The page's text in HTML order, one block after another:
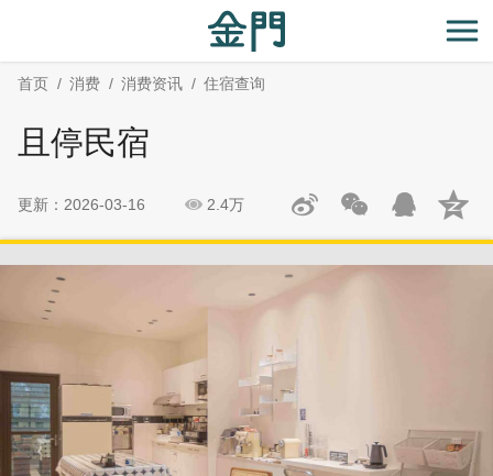
主
开
首页 消费 消费资讯 住宿查询
且停民宿
更新：2026-03-16 2.4万
社